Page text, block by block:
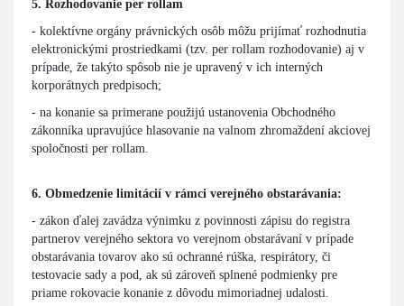
5. Rozhodovanie per rollam
- kolektívne orgány právnických osôb môžu prijímať rozhodnutia
elektronickými prostriedkami (tzv. per rollam rozhodovanie) aj v
prípade, že takýto spôsob nie je upravený v ich interných
korporátnych predpisoch;
- na konanie sa primerane použijú ustanovenia Obchodného
zákonníka upravujúce hlasovanie na valnom zhromaždení akciovej
spoločnosti per rollam.
6. Obmedzenie limitácií v rámci verejného obstarávania:
- zákon ďalej zavádza výnimku z povinnosti zápisu do registra
partnerov verejného sektora vo verejnom obstarávaní v prípade
obstarávania tovarov ako sú ochranné rúška, respirátory, či
testovacie sady a pod, ak sú zároveň splnené podmienky pre
priame rokovacie konanie z dôvodu mimoriadnej udalosti.